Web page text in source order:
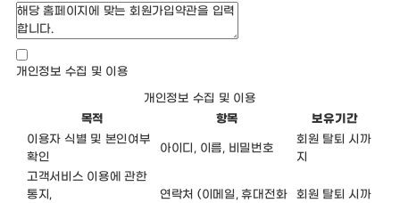
개인정보 수집 및 이용
개인정보 수집 및 이용
목적 항목 보유기간
이용자 식별 및 본인여부
확인
아이디, 이름, 비밀번호
회원 탈퇴 시까
지
고객서비스 이용에 관한
통지,
연락처 (이메일, 휴대전화
회원 탈퇴 시까